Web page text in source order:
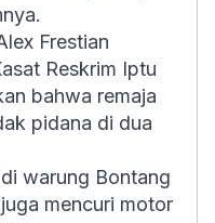
Frestian
Reskrim Iptu
bahwa remaja
pidana di dua
warung Bontang
mencuri motor